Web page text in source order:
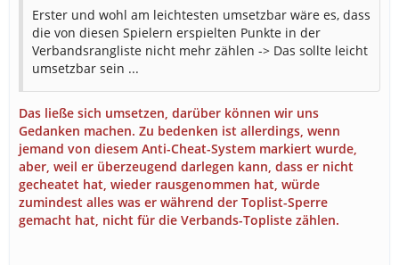
Erster und wohl am leichtesten umsetzbar wäre es, dass
die von diesen Spielern erspielten Punkte in der
Verbandsrangliste nicht mehr zählen -> Das sollte leicht
umsetzbar sein ...
Das ließe sich umsetzen, darüber können wir uns
Gedanken machen. Zu bedenken ist allerdings, wenn
jemand von diesem Anti-Cheat-System markiert wurde,
aber, weil er überzeugend darlegen kann, dass er nicht
gecheatet hat, wieder rausgenommen hat, würde
zumindest alles was er während der Toplist-Sperre
gemacht hat, nicht für die Verbands-Topliste zählen.